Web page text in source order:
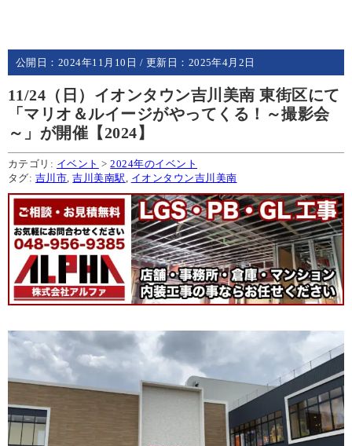
公開日： 2024年11月10日 / 更新日： 2025年4月2日
11/24（日）イオンタウン吉川美南 東街区にて
「マリオ＆ルイージがやってくる！～撮影会
～」が開催【2024】
カテゴリ: イベント >2024年のイベント
タグ: 吉川市,吉川美南駅, イオンタウン吉川美南